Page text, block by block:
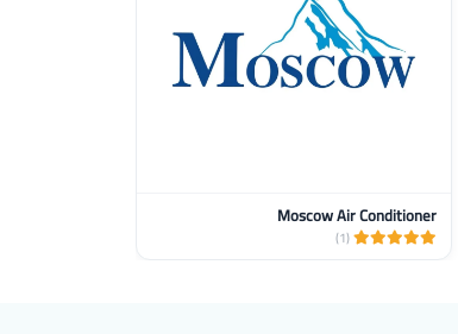
Moscow Air Conditioner
(1)